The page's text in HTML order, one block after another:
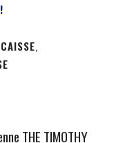
,
THE TIMOTHY